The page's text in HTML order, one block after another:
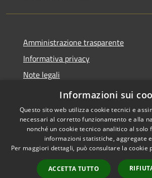
Amministrazione trasparente
Informativa privacy
Note legali
Dichiarazione di accessibilità
Accessibilità
Informazioni sui
Questo sito web utilizza cookie tecnici e
necessari al corretto funzionamento e alla
nonché un cookie tecnico analitico al solo
informazioni statistiche, aggregate
Per maggiori dettagli, può consultare la cookie
ACCETTA TUTTO